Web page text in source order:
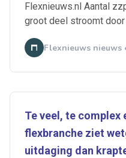
Flexnieuws.nl Aantal
groot deel stroomt
Flexnieuws nieuws
Te veel, te complex
flexbranche ziet
uitdaging dan